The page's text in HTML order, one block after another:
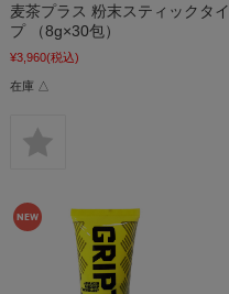
麦茶プラス 粉末スティックタイ
プ （8g×30包）
¥3,960(税込)
在庫 △